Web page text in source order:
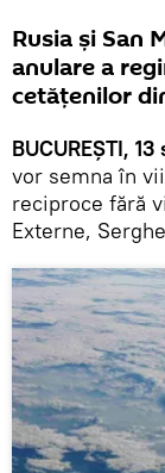
Rusia și San
anulare a
cetățenilor
BUCUREȘTI,
vor semna în
reciproce fără
Externe,